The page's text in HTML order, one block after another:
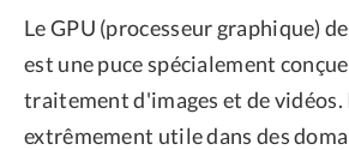
Le GPU (processeur graphique)
est une puce spécialement
traitement d'images et de vidéos.
extrêmement utile dans des